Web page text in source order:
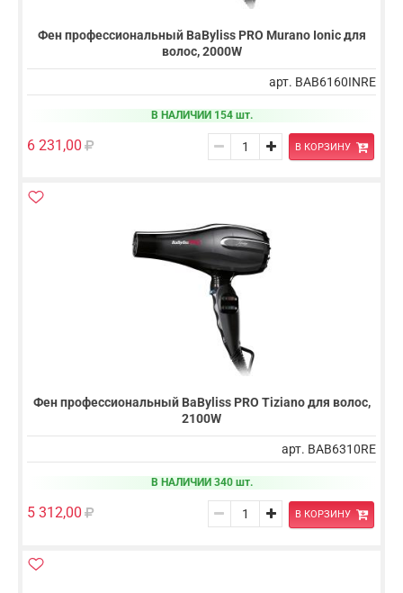
Фен профессиональный BaByliss PRO Murano Ionic для
волос, 2000W
арт. BAB6160INRE
В НАЛИЧИИ 154 шт.
6 231,00 В КОРЗИНУ
Фен профессиональный BaByliss PRO Tiziano для волос,
2100W
арт. BAB6310RE
В НАЛИЧИИ 340 шт.
5 312,00 В КОРЗИНУ